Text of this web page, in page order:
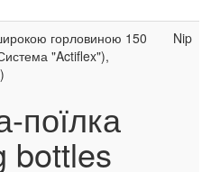
горловиною 150
"Actiflex"),
поїлка
bottles
Nip